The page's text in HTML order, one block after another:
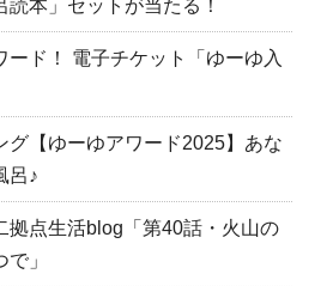
読本」セットが当たる！
ード！ 電子チケット「ゆーゆ入
グ【ゆーゆアワード2025】あな
呂♪
拠点生活blog「第40話・火山の
」